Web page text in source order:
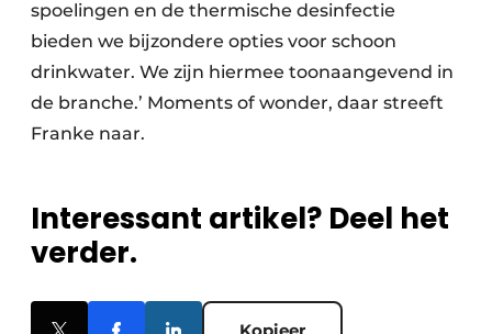
spoelingen en de thermische desinfectie
bieden we bijzondere opties voor schoon
drinkwater. We zijn hiermee toonaangevend in
de branche.’ Moments of wonder, daar streeft
Franke naar.
Interessant artikel? Deel het
verder.